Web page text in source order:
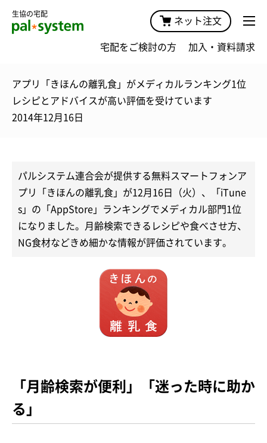
生協の宅配
ネット注文
宅配をご検討の方 加入・資料請求
アプリ「きほんの離乳食」がメディカルランキング1位
レシピとアドバイスが高い評価を受けています
2014年12月16日
パルシステム連合会が提供する無料スマートフォンア
プリ「きほんの離乳食」が12月16日（火）、「iTune
s」の「AppStore」ランキングでメディカル部門1位
になりました。月齢検索できるレシピや食べさせ方、
NG食材などきめ細かな情報が評価されています。
「月齢検索が便利」「迷った時に助か
る」